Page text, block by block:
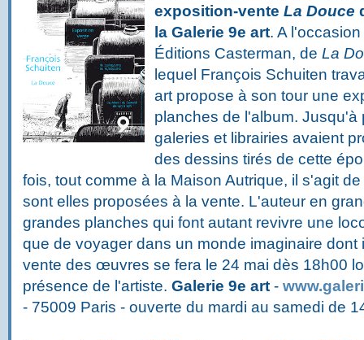
exposition-vente La Douce
la Galerie 9e art. A
Éditions Casterman, de La
lequel François Schuiten
art propose à son tour une
planches de l'album. Jusqu'à
galeries et librairies avaient
des dessins tirés de cette
fois, tout comme à la Maison Autrique, il s'agit
sont elles proposées à la vente. L'auteur en
grandes planches qui font autant revivre une
que de voyager dans un monde imaginaire dont
vente des œuvres se fera le 24 mai dès 18h00
présence de l'artiste. Galerie 9e art -
- 75009 Paris - ouverte du mardi au samedi de